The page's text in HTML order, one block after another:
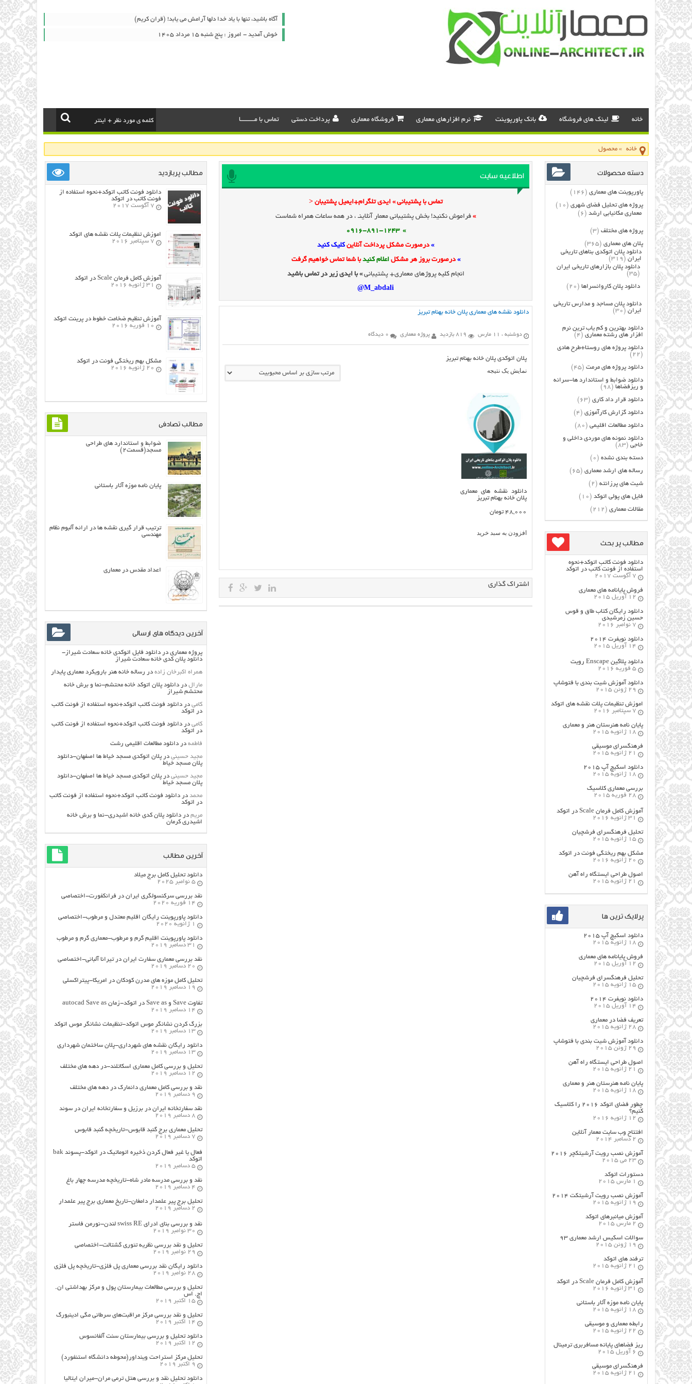
آگاه باشيد، تنها با ياد خدا دلها آرامش می ‏يابد! (قران کریم)
خوش آمدید - امروز : پنج شنبه ۱۵ مرداد ۱۴۰۵
خانه لینک های فروشگاه بانک پاورپوینت نرم افزارهای معماری فروشگاه معماری پرداخت دستی تماس با مـــــــــا
خانه »محصول
اطلاعیه سایت
تماس با پشتیبانی » ایدی تلگرام+ایمیل پشتیبان <
» فراموش نکنید! بخش پشتیبانی معمار آنلاینـ ، در همه ساعات همراه شماست
» 0916-891-1243
»درصورت مشکل پرداخت آنلاین کلیک کنید
» درصورت بروز هر مشکلاعلام کنیدبا شما تماس خواهیم گرفت
انجام کلیه پروژهای معماری+ پشتیبانی» با ایدی زیر در تماس باشید
M_abdali@
دانلود نقشه های معماری پلان خانه بهنام تبریز
دوشنبه ، 11 مارس 819 بازدید پروژه معماری 0 دیدگاه
پلان اتوکدی پلان خانه بهنام تبریز
نمایش یک نتیجه
دانلود نقشه های معماری
پلان خانه بهنام تبریز
48,000 تومان
افزودن به سبد خرید
اشتراک گذاری
دسته محصولات
پاورپوینت های معماری (146)
پروژه های تحلیل فضای شهری (10)
معماری مکانیابی ارشد (6)
پروژه های مختلف (3)
پلان های معماری (365)
دانلود پلان اتوکدی بناهای تاریخی
ایران (319)
دانلود پلان بازارهای تاریخی ایران
(35)
دانلود پلان کاروانسراها (20)
دانلود پلان مساجد و مدارس تاریخی
ایران (30)
دانلود بهترین و کم یاب ترین نرم
افزار های رشته معماری (4)
دانلود پروژه های روستا+طرح هادی
(22)
دانلود پروژه های مرمت (45)
دانلود ضوابط و استاندارد ها-سرانه
و ریزفضاها (98)
دانلود قرار داد کاری (63)
دانلود گزارش کارآموزی (4)
دانلود مطالعات اقلیمی (80)
دانلود نمونه های موردی داخلی و
خاجی (83)
دسته بندی نشده (0)
رساله های ارشد معماری (65)
شیت های پرزانته (2)
فایل های پولی اتوکد (10)
مقالات معماری (212)
مطالب پر بحث
دانلود فونت کاتب اتوکد+نحوه
استفاده از فونت کاتب در اتوکد
7 آگوست 2017
فروش پایانامه های معماری
12 آوریل 2015
دانلود رایگان کتاب طاق و قوس
حسین زمرشیدی
7 نوامبر 2016
دانلود نویفرت ۲۰۱۴
14 آوریل 2015
دانلود پلاگین Enscape رویت
5 فوریه 2016
دانلود آموزش شیت بندی با فتوشاپ
29 ژوئن 2015
اموزش تنظیمات پلات نقشه های اتوکد
7 سپتامبر 2016
پایان نامه هنرستان هنر و معماري
18 ژانویه 2015
فرهنگسراي موسيقي
21 ژانویه 2015
دانلود اسکیچ آپ ۲۰۱۵
18 ژانویه 2015
بررسی معماری کلاسیک
28 فوریه 2015
آموزش کامل فرمان Scale در اتوکد
31 ژانویه 2016
تحلیل فرهنگسرای فرشچیان
15 ژانویه 2015
مشکل بهم ریختگی فونت در اتوکد
20 ژانویه 2016
اصول طراحي ایستگاه راه آهن
21 ژانویه 2015
پرلایک ترین ها
دانلود اسکیچ آپ ۲۰۱۵
18 ژانویه 2015
فروش پایانامه های معماری
12 آوریل 2015
تحلیل فرهنگسرای فرشچیان
15 ژانویه 2015
دانلود نویفرت ۲۰۱۴
14 آوریل 2015
تعریف فضا در معماری
28 ژانویه 2015
دانلود آموزش شیت بندی با فتوشاپ
29 ژوئن 2015
اصول طراحي ایستگاه راه آهن
21 ژانویه 2015
پایان نامه هنرستان هنر و معماري
18 ژانویه 2015
چطور فضای اتوکد ۲۰۱۶ را کلاسیک
کنیم؟
12 ژانویه 2016
افتتاح وب سایت معمار آنلاین
2 دسامبر 2014
آموزش نصب رویت آرشیتکچر ۲۰۱۶
23 می 2015
دستورات اتوکد
1 مارس 2015
آموزش نصب رویت آرشیتکت ۲۰۱۴
19 ژانویه 2015
آموزش میانبرهای اتوکد
2 مارس 2015
سوالات اسکیس ارشد معماری ۹۳
19 ژوئن 2015
ترفند های اتوکد
21 ژانویه 2015
آموزش کامل فرمان Scale در اتوکد
31 ژانویه 2016
پایان نامه موزه آثار باستانی
18 ژانویه 2015
رابطه معماری و موسیقی
22 ژانویه 2015
ریز فضاهای پایانه مسافربری ترمینال
6 آوریل 2015
فرهنگسراي موسيقي
21 ژانویه 2015
مطالب پربازدید
دانلود فونت کاتب اتوکد+نحوه استفاده از
فونت کاتب در اتوکد
7 آگوست 2017
اموزش تنظیمات پلات نقشه های اتوکد
7 سپتامبر 2016
آموزش کامل فرمان Scale در اتوکد
31 ژانویه 2016
آموزش تنظیم ضخامت خطوط در پرینت اتوکد
10 فوریه 2016
مشکل بهم ریختگی فونت در اتوکد
20 ژانویه 2016
مطالب تصادفی
ضوابط و استاندارد های طراحی
مسجد(قسمت۲)
پایان نامه موزه آثار باستانی
ترتیب قرار گیري نقشه ها در ارائه آلبوم نظام
مهندسی
اعداد مقدس در معماری
آخرین دیدگاه های ارسالی
پروژه معماری دردانلود فایل اتوکدی خانه سعادت شیراز-
دانلود پلان کدی خانه سعادت شیراز
همراه اکبرخان زاده در رساله خانه هنر بارویکرد معماری پایدار
مارال دردانلود پلان اتوکد خانه محتشم-نما و برش خانه
محتشم شیراز
کامی دردانلود فونت کاتب اتوکد+نحوه استفاده از فونت کاتب
در اتوکد
کامی دردانلود فونت کاتب اتوکد+نحوه استفاده از فونت کاتب
در اتوکد
فاطمه دردانلود مطالعات اقليمي رشت
مجید حسینی درپلان اتوکدی مسجد خیاط ها اصفهان-دانلود
پلان مسجد خیاط
مجید حسینی درپلان اتوکدی مسجد خیاط ها اصفهان-دانلود
پلان مسجد خیاط
محمد دردانلود فونت کاتب اتوکد+نحوه استفاده از فونت کاتب
در اتوکد
مریم دردانلود پلان کدی خانه اشیدری-نما و برش خانه
اشیدری کرمان
آخرین مطالب
دانلود تحلیل کامل برج میلاد
5 نوامبر 2025
نقد بررسی سرکنسولگری ایران در فرانکفورت-اختصاصی
14 فوریه 2020
دانلود پاورپوینت رایگان اقلیم معتدل و مرطوب-اختصاصی
1 ژانویه 2020
دانلود پاورپوینت اقلیم گرم و مرطوب-معماری گرم و مرطوب
31 دسامبر 2019
نقد بررسی معماری سفارت ایران در تیرانا آلبانی-اختصاصی
20 دسامبر 2019
تحلیل کامل موزه های مدرن کودکان در امریکا-پیتراکسلی
19 دسامبر 2019
تفاوت Save و Save as در اتوکد-زمان autocad Save as
14 دسامبر 2019
بزرگ کردن نشانگر موس اتوکد-تنظیمات نشانگر موس اتوکد
13 دسامبر 2019
دانلود رایگان نقشه های شهرداری-پلان ساختمان شهرداری
13 دسامبر 2019
تحلیل و بررسی کامل معماری اسکاتلند-در دهه های مختلف
12 دسامبر 2019
نقد و بررسی کامل معماری دانمارک در دهه های مختلف
9 دسامبر 2019
نقد سفارتخانه ایران در برزیل و سفارتخانه ایران در سوئد
8 دسامبر 2019
تحلیل معماری برج گنبد قابوس-تاریخچه گنبد قابوس
7 دسامبر 2019
فعال یا غیر فعال کردن ذخیره اتوماتیک در اتوکد-پسوند bak
اتوکد
5 دسامبر 2019
نقد و بررسی مدرسه مادر شاه-تاریخچه مدرسه چهار باغ
4 دسامبر 2019
تحلیل برج پیر علمدار دامغان-تاریخ معماری برج پیر علمدار
2 دسامبر 2019
نقد و بررسی بنای ادرای swiss RE لندن-نورمن فاستر
30 نوامبر 2019
تحلیل و نقد بررسی نظریه تئوری گشتالت-اختصاصی
29 نوامبر 2019
دانلود رایگان نقد بررسی معماری پل فلزی-تاریخچه پل فلزی
28 نوامبر 2019
تحلیل و بررسی مطالعات بیمارستان پول و مرکز بهداشتی ان.
اچ. اس
15 اکتبر 2019
تحلیل و نقد بررسی مرکز مراقبت‌های سرطانی مگی ادینبورگ
14 اکتبر 2019
دانلود تحلیل و بررسی بیمارستان سنت آلفانسوس
12 اکتبر 2019
تحلیل مرکز استراحت وینداور(محوطه دانشگاه استنفورد)
9 اکتبر 2019
دانلود تحلیل نقد و بررسی هتل ترمی مران-میران ایتالیا